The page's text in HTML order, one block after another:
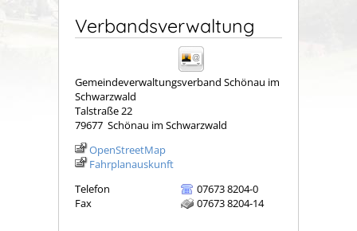
Verbandsverwaltung
Gemeindeverwaltungsverband Schönau im
Schwarzwald
Talstraße 22
79677 Schönau im Schwarzwald
OpenStreetMap
Fahrplanauskunft
Telefon
07673 8204-0
Fax
07673 8204-14